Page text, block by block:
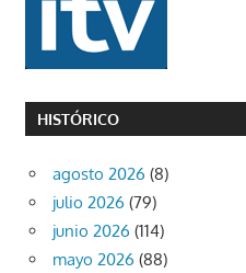
HISTÓRICO
agosto 2026 (8)
julio 2026 (79)
junio 2026 (114)
mayo 2026 (88)